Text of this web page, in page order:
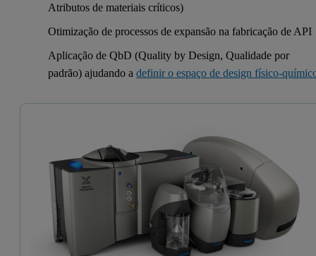
Atributos de materiais críticos)
Otimização de processos de expansão na fabricação de API
Aplicação de QbD (Quality by Design, Qualidade por
padrão) ajudando adefinir o espaço de design físico-